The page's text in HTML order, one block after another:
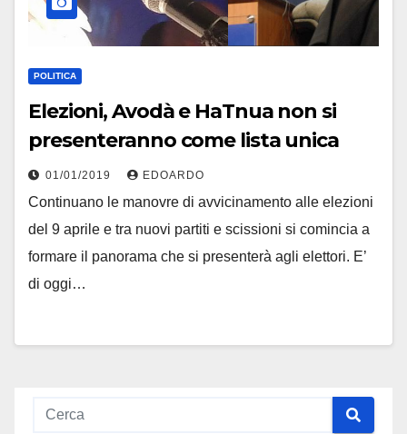
POLITICA
Elezioni, Avodà e HaTnua non si
presenteranno come lista unica
01/01/2019 EDOARDO
Continuano le manovre di avvicinamento alle elezioni
del 9 aprile e tra nuovi partiti e scissioni si comincia a
formare il panorama che si presenterà agli elettori. E’
di oggi…